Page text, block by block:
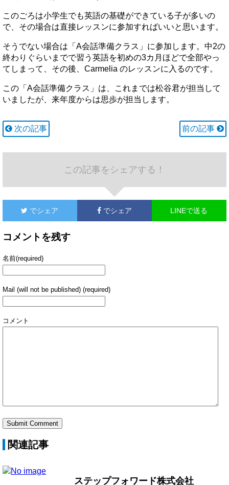
このごろは小学生でも英語の基礎ができている子が多いの
で、その場合は直接レッスンに参加すればいいと思います。
そうでない場合は「A会話準備クラス」に参加します。中2の
終わりぐらいまでで習う英語を初めの3カ月ほどで全部やっ
てしまって、その後、Carmelia のレッスンに入るのです。
この「A会話準備クラス」は、これまでは松谷君が担当して
いましたが、来年度からは思歩が担当します。
次の記事 前の記事
この記事をシェアする！
でシェア でシェア LINEで送る
コメントを残す
名前(required)
Mail (will not be published) (required)
コメント
関連記事
ステップフォワード株式会社